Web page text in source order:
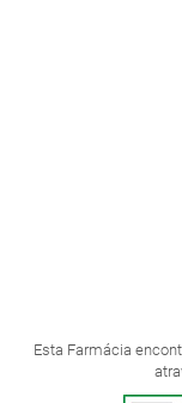
Esta Farmácia